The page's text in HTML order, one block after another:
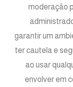
moderação
garantir um
ter cautela e
ao usar
envolver em